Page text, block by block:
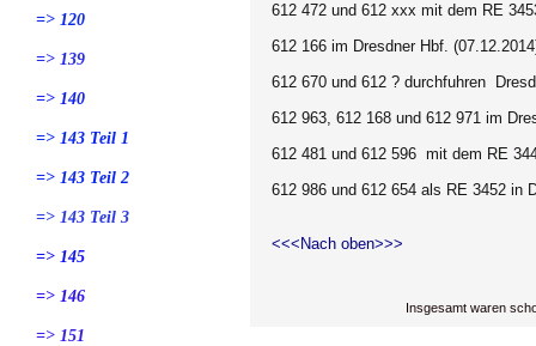
=> 120
=> 139
=> 140
=> 143 Teil 1
=> 143 Teil 2
=> 143 Teil 3
=> 145
=> 146
=> 151
612 472 und 612 xxx mit dem RE
612 166 im Dresdner Hbf.
612 670 und 612 ? durchfuhren
612 963, 612 168 und 612 971 im
612 481 und 612 596 mit dem RE
612 986 und 612 654 als RE 3452 in
<<<Nach oben>>>
Insgesamt waren